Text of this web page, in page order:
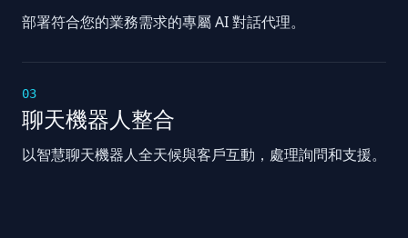
部署符合您的業務需求的專屬 AI 對話代理。
03
聊天機器人整合
以智慧聊天機器人全天候與客戶互動，處理詢問和支援。